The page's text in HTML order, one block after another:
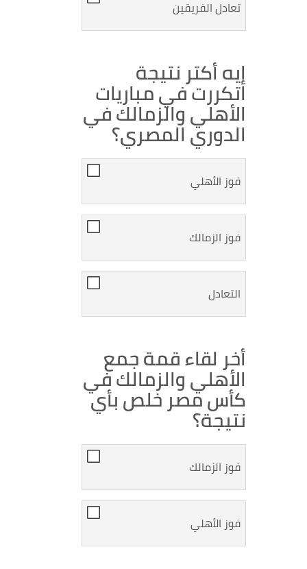
تعادل الفريقين
إيه أكتر نتيجة
اتكررت في مباريات
الأهلي والزمالك في
الدوري المصري؟
فوز الأهلي
فوز الزمالك
التعادل
أخر لقاء قمة جمع
الأهلي والزمالك في
كأس مصر خلص بأي
نتيجة؟
فوز الزمالك
فوز الأهلي